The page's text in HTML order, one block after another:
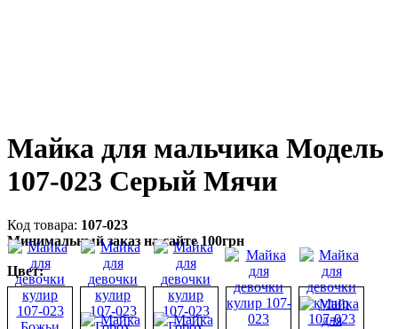
Майка для мальчика Модель
107-023 Серый Мячи
107-023
Минимальный заказ на сайте 100грн
Цвет: